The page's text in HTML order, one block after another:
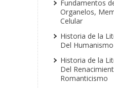
Fundamentos
Organelos,
Celular
Historia de la
Del
Historia de la
Del
Romanticismo